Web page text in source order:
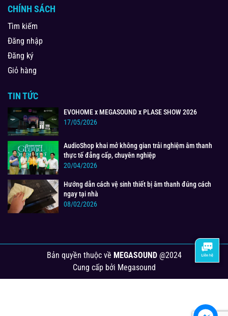
CHÍNH SÁCH
Tìm kiếm
Đăng nhập
Đăng ký
Giỏ hàng
TIN TỨC
EVOHOME x MEGASOUND x PLASE SHOW 2026
17/05/2026
AudioShop khai mở không gian trải nghiệm âm thanh
thực tế đẳng cấp, chuyên nghiệp
20/04/2026
Hướng dẫn cách vệ sinh thiết bị âm thanh đúng cách
ngay tại nhà
08/02/2026
Bản quyền thuộc về MEGASOUND@2024
Cung cấp bởi Megasound